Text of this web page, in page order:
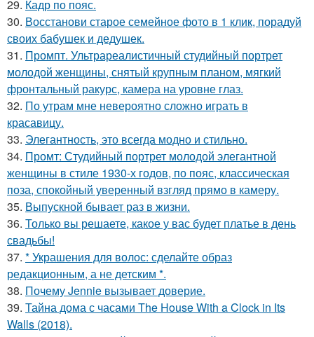
29. Кадр по пояс.
30. Восстанови старое семейное фото в 1 клик, порадуй
своих бабушек и дедушек.
31. Промпт. Ультрареалистичный студийный портрет
молодой женщины, снятый крупным планом, мягкий
фронтальный ракурс, камера на уровне глаз.
32. По утрам мне невероятно сложно играть в
красавицу.
33. Элегантность, это всегда модно и стильно.
34. Промт: Студийный портрет молодой элегантной
женщины в стиле 1930-х годов, по пояс, классическая
поза, спокойный уверенный взгляд прямо в камеру.
35. Выпускной бывает раз в жизни.
36. Только вы решаете, какое у вас будет платье в день
свадьбы!
37. * Украшения для волос: сделайте образ
редакционным, а не детским *.
38. Почему Jennie вызывает доверие.
39. Тайна дома с часами The House With a Clock in Its
Walls (2018).